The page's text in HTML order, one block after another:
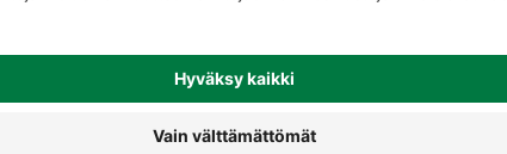
Kasvissekoitukset